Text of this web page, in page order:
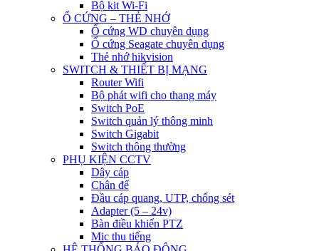
Bộ kit Wi-Fi
Ổ CỨNG – THẺ NHỚ
Ổ cứng WD chuyên dụng
Ổ cứng Seagate chuyên dụng
Thẻ nhớ hikvision
SWITCH & THIẾT BỊ MẠNG
Router Wifi
Bộ phát wifi cho thang máy
Switch PoE
Switch quản lý thông minh
Switch Gigabit
Switch thông thường
PHỤ KIỆN CCTV
Dây cáp
Chân đế
Đầu cáp quang, UTP, chống sét
Adapter (5 – 24v)
Bàn điều khiển PTZ
Mic thu tiếng